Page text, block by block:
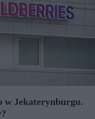
w Jekaterynburgu.